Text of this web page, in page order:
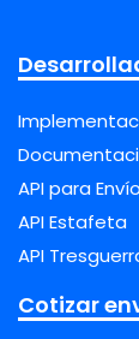
API para
API Estafeta
API
Cotizar